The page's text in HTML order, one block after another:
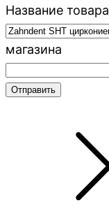
Название товара
магазина